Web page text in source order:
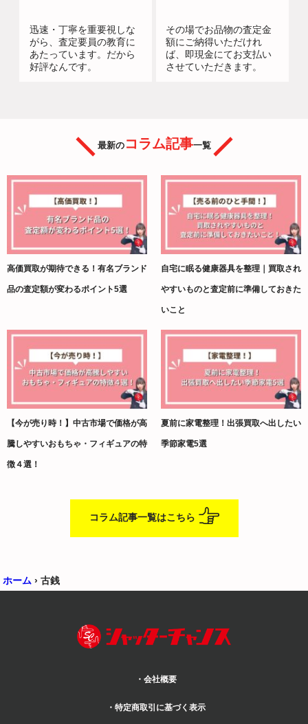
迅速・丁寧を重要視しな
がら、査定要員の教育に
あたっています。だから
好評なんです。
その場でお品物の査定金
額にご納得いただけれ
ば、即現金にてお支払い
させていただきます。
最新のコラム記事一覧
高価買取が期待できる！有名ブランド
品の査定額が変わるポイント5選
自宅に眠る健康器具を整理｜買取され
やすいものと査定前に準備しておきた
いこと
【今が売り時！】中古市場で価格が高
騰しやすいおもちゃ・フィギュアの特
徴４選！
夏前に家電整理！出張買取へ出したい
季節家電5選
コラム記事一覧はこちら
ホーム › 古銭
・会社概要
・特定商取引に基づく表示